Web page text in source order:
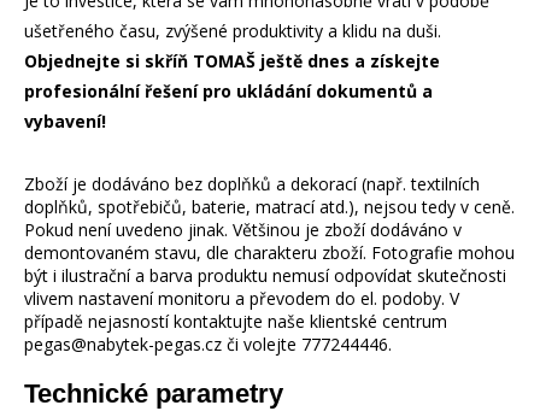
ušetřeného času, zvýšené produktivity a klidu na duši.
Objednejte si skříň TOMAŠ ještě dnes a získejte
profesionální řešení pro ukládání dokumentů a
vybavení!
Zboží je dodáváno bez doplňků a dekorací (např. textilních
doplňků, spotřebičů, baterie, matrací atd.), nejsou tedy v ceně.
Pokud není uvedeno jinak. Většinou je zboží dodáváno v
demontovaném stavu, dle charakteru zboží. Fotografie mohou
být i ilustrační a barva produktu nemusí odpovídat skutečnosti
vlivem nastavení monitoru a převodem do el. podoby. V
případě nejasností kontaktujte naše klientské centrum
pegas@nabytek-pegas.cz či volejte 777244446.
Technické parametry